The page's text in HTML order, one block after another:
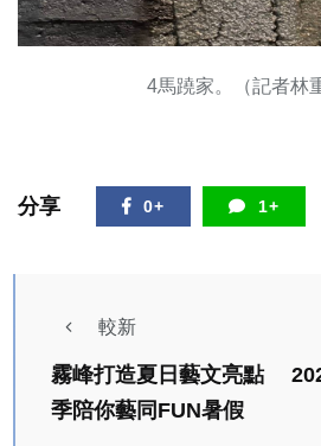
4馬蹺家。（記者林
分享 0+ 1+
較新
霧峰打造夏日藝文亮點
季陪你藝同FUN暑假